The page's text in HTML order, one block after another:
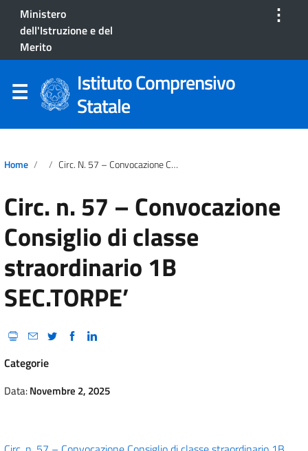
Ministero
dell'Istruzione e del
Merito
⋮
Istituto Comprensivo
Statale
Home Circ. N. 57 – Convocazione Consiglio Di Classe Straordinario 1B SEC.TORPE’
Circ. n. 57 – Convocazione
Consiglio di classe
straordinario 1B
SEC.TORPE’
Categorie
Data:Novembre 2, 2025